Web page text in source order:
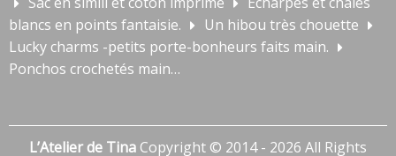
blancs en points fantaisie.
Un hibou très chouette
Lucky charms -petits porte-bonheurs faits main.
Ponchos crochetés main…
L’Atelier de Tina Copyright © 2014 - 2026 All Rights